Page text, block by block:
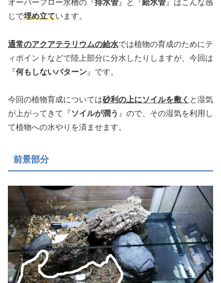
オーバーフロー水槽の『排水管 』と『給水管 』はこんな感
じで埋め立ています。
通常のアクアテラリウムの給水では植物の育成のためにテ
ィポイントなどで陸上部分に分水したりしますが、今回は
『何もしないパターン 』です。
今回の植物育成については砂利の上にソイルを敷く と湿気
が上がってきて『 ソイルが潤う 』ので、その湿気を利用し
て植物への水やりを済ませます。
前景部分